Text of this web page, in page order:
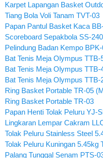
Karpet Lapangan Basket
Tiang Bola Voli Tanam TVT-03
Papan Pantul Basket Kaca
Scoreboard Sepakbola SS-240
Pelindung Badan Kempo BPK-
Bat Tenis Meja Olympus TTB-
Bat Tenis Meja Olympus TTB-
Bat Tenis Meja Olympus TTB-
Ring Basket Portable TR-05
Ring Basket Portable TR-03
Papan Henti Tolak Peluru YJ-
Lingkaran Lempar Cakram
Tolak Peluru Stainless Steel
Tolak Peluru Kuningan 5.45kg
Palang Tunggal Senam PTS-